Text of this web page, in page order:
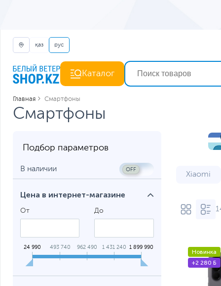
қаз рус
Каталог
Главная Смартфоны
Смартфоны
Подбор параметров
В наличии
Цена в интернет-магазине
От До
24 990 493 740 962 490 1 431 240 1 899 990
Xiaomi
Игровые
Экран IPS
Новинка
+2 280 Б